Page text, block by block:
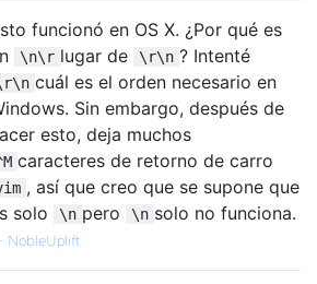
funcionó en OS X. ¿Por qué es
\n\r lugar de \r\n ? Intenté
cuál es el orden necesario en
Sin embargo, después de
esto, deja muchos
caracteres de retorno de carro
, así que creo que se supone que
solo
\n pero \n solo no funciona.
NobleUplift